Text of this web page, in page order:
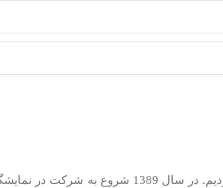
ما در کیان کالا از سال 1385 در زمینه توزیع لوازم